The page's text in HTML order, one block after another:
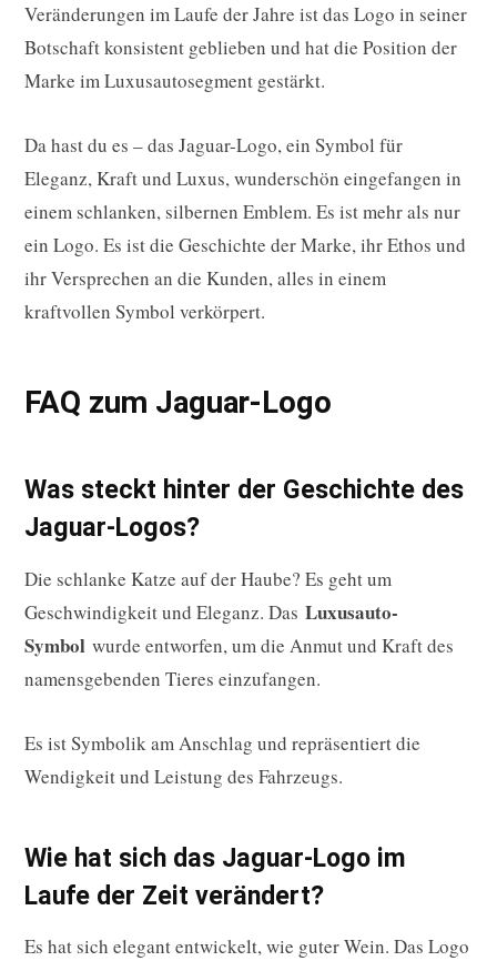
Veränderungen im Laufe der Jahre ist das Logo in seiner
Botschaft konsistent geblieben und hat die Position der
Marke im Luxusautosegment gestärkt.
Da hast du es – das Jaguar-Logo, ein Symbol für
Eleganz, Kraft und Luxus, wunderschön eingefangen in
einem schlanken, silbernen Emblem. Es ist mehr als nur
ein Logo. Es ist die Geschichte der Marke, ihr Ethos und
ihr Versprechen an die Kunden, alles in einem
kraftvollen Symbol verkörpert.
FAQ zum Jaguar-Logo
Was steckt hinter der Geschichte des
Jaguar-Logos?
Die schlanke Katze auf der Haube? Es geht um
Geschwindigkeit und Eleganz. Das Luxusauto-
Symbol wurde entworfen, um die Anmut und Kraft des
namensgebenden Tieres einzufangen.
Es ist Symbolik am Anschlag und repräsentiert die
Wendigkeit und Leistung des Fahrzeugs.
Wie hat sich das Jaguar-Logo im
Laufe der Zeit verändert?
Es hat sich elegant entwickelt, wie guter Wein. Das Logo